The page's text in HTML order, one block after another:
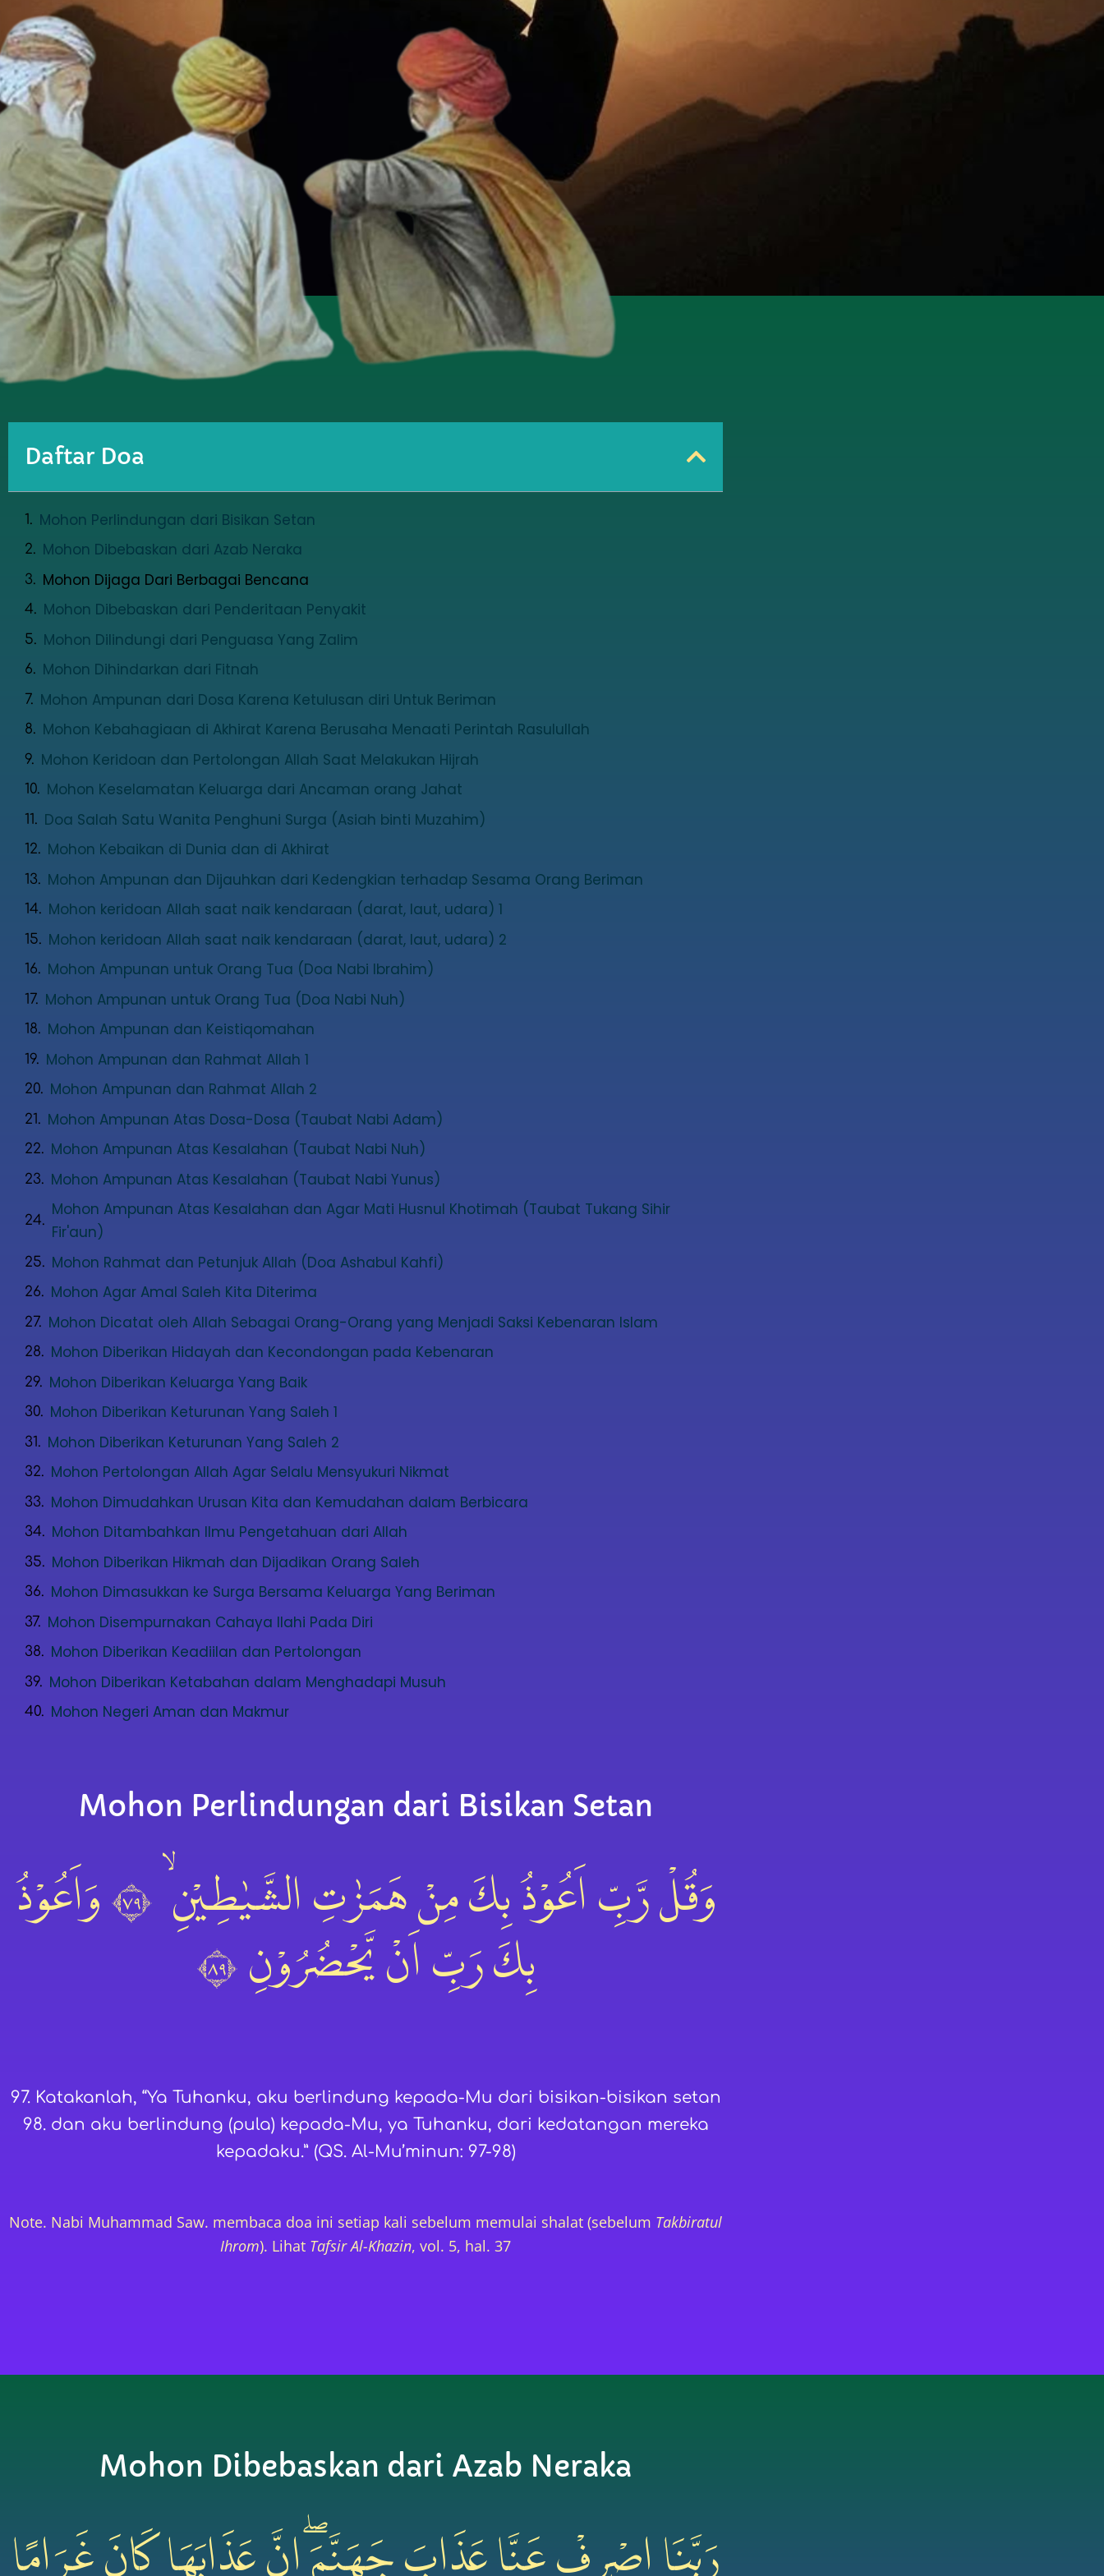
Daftar Doa
Mohon Perlindungan dari Bisikan Setan
Mohon Dibebaskan dari Azab Neraka
Mohon Dijaga Dari Berbagai Bencana
Mohon Dibebaskan dari Penderitaan Penyakit
Mohon Dilindungi dari Penguasa Yang Zalim
Mohon Dihindarkan dari Fitnah
Mohon Ampunan dari Dosa Karena Ketulusan diri Untuk Beriman
Mohon Kebahagiaan di Akhirat Karena Berusaha Menaati Perintah Rasulullah
Mohon Keridoan dan Pertolongan Allah Saat Melakukan Hijrah
Mohon Keselamatan Keluarga dari Ancaman orang Jahat
Doa Salah Satu Wanita Penghuni Surga (Asiah binti Muzahim)
Mohon Kebaikan di Dunia dan di Akhirat
Mohon Ampunan dan Dijauhkan dari Kedengkian terhadap Sesama Orang Beriman
Mohon keridoan Allah saat naik kendaraan (darat, laut, udara) 1
Mohon keridoan Allah saat naik kendaraan (darat, laut, udara) 2
Mohon Ampunan untuk Orang Tua (Doa Nabi Ibrahim)
Mohon Ampunan untuk Orang Tua (Doa Nabi Nuh)
Mohon Ampunan dan Keistiqomahan
Mohon Ampunan dan Rahmat Allah 1
Mohon Ampunan dan Rahmat Allah 2
Mohon Ampunan Atas Dosa-Dosa (Taubat Nabi Adam)
Mohon Ampunan Atas Kesalahan (Taubat Nabi Nuh)
Mohon Ampunan Atas Kesalahan (Taubat Nabi Yunus)
Mohon Ampunan Atas Kesalahan dan Agar Mati Husnul Khotimah (Taubat Tukang Sihir
Fir'aun)
Mohon Rahmat dan Petunjuk Allah (Doa Ashabul Kahfi)
Mohon Agar Amal Saleh Kita Diterima
Mohon Dicatat oleh Allah Sebagai Orang-Orang yang Menjadi Saksi Kebenaran Islam
Mohon Diberikan Hidayah dan Kecondongan pada Kebenaran
Mohon Diberikan Keluarga Yang Baik
Mohon Diberikan Keturunan Yang Saleh 1
Mohon Diberikan Keturunan Yang Saleh 2
Mohon Pertolongan Allah Agar Selalu Mensyukuri Nikmat
Mohon Dimudahkan Urusan Kita dan Kemudahan dalam Berbicara
Mohon Ditambahkan Ilmu Pengetahuan dari Allah
Mohon Diberikan Hikmah dan Dijadikan Orang Saleh
Mohon Dimasukkan ke Surga Bersama Keluarga Yang Beriman
Mohon Disempurnakan Cahaya Ilahi Pada Diri
Mohon Diberikan Keadiilan dan Pertolongan
Mohon Diberikan Ketabahan dalam Menghadapi Musuh
Mohon Negeri Aman dan Makmur
Mohon Perlindungan dari Bisikan Setan
وَقُلْ رَّبِّ اَعُوْذُ بِكَ مِنْ هَمَزٰتِ الشَّيٰطِيْنِ ۙ ٩٧ وَاَعُوْذُ
بِكَ رَبِّ اَنْ يَّحْضُرُوْنِ ٩٨
97. Katakanlah, “Ya Tuhanku, aku berlindung kepada-Mu dari bisikan-bisikan setan
98. dan aku berlindung (pula) kepada-Mu, ya Tuhanku, dari kedatangan mereka
kepadaku.” (QS. Al-Mu’minun: 97-98)
Note. Nabi Muhammad Saw. membaca doa ini setiap kali sebelum memulai shalat (sebelum Takbiratul
Ihrom). Lihat Tafsir Al-Khazin, vol. 5, hal. 37
Mohon Dibebaskan dari Azab Neraka
رَبَّنَا اصْرِفْ عَنَّا عَذَابَ جَهَنَّمَۖ اِنَّ عَذَابَهَا كَانَ غَرَامًا